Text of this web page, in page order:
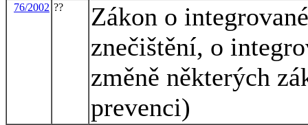
76/2002 ??
Zákon o
znečištění, o
změně některých
prevenci)